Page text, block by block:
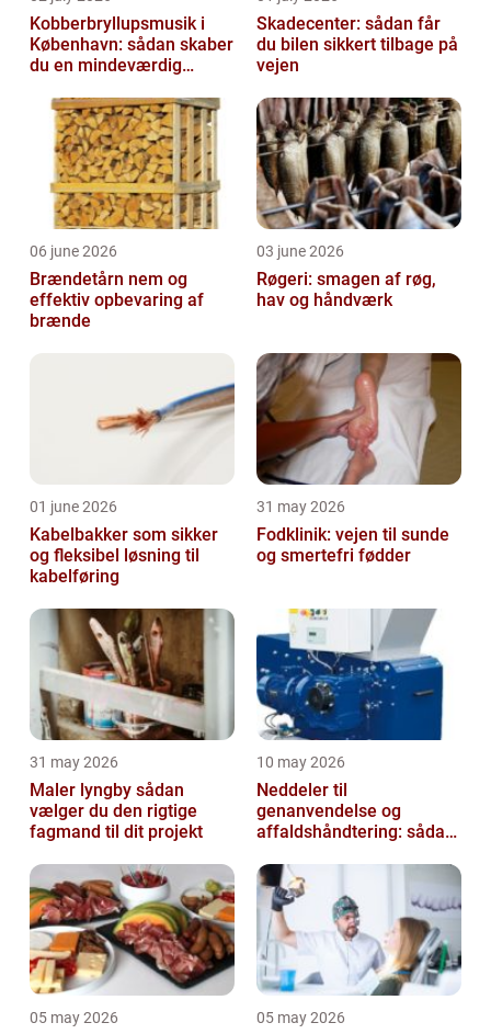
Kobberbryllupsmusik i
København: sådan skaber
du en mindeværdig
Skadecenter: sådan får
du bilen sikkert tilbage på
vejen
06 june 2026
Brændetårn nem og
effektiv opbevaring af
brænde
03 june 2026
Røgeri: smagen af røg,
hav og håndværk
01 june 2026
Kabelbakker som sikker
og fleksibel løsning til
kabelføring
31 may 2026
Fodklinik: vejen til sunde
og smertefri fødder
31 may 2026
Maler lyngby sådan
vælger du den rigtige
fagmand til dit projekt
10 may 2026
Neddeler til
genanvendelse og
affaldshåndtering: sådan
05 may 2026 05 may 2026